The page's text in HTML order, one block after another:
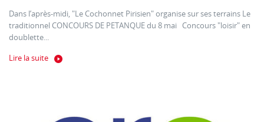
Dans l’après-midi, "Le Cochonnet Pirisien" organise sur ses terrains Le
traditionnel CONCOURS DE PETANQUE du 8 mai Concours "loisir" en
doublette...
Lire la suite